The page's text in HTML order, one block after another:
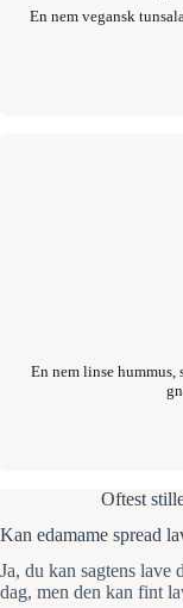
En nem vegansk
En nem linse hummus,
Oftest
Kan edamame spread
Ja, du kan sagtens lave
dag, men den kan fint